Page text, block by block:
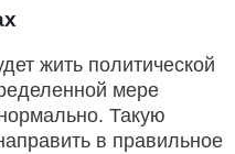
жить политической
мере
Такую
в правильное